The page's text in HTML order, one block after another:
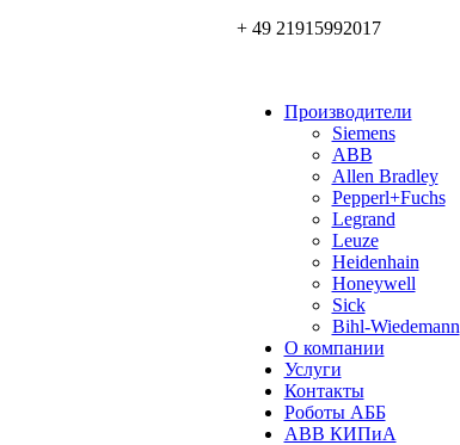
+ 49 21915992017
Производители
Siemens
ABB
Allen Bradley
Pepperl+Fuchs
Legrand
Leuze
Heidenhain
Honeywell
Sick
Bihl-Wiedemann
О компании
Услуги
Контакты
Роботы АББ
ABB КИПиА